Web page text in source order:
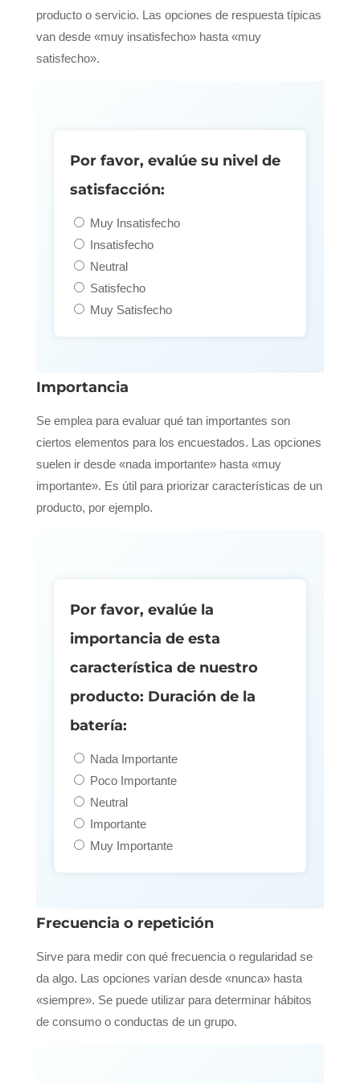
producto o servicio. Las opciones de respuesta típicas
van desde «muy insatisfecho» hasta «muy
satisfecho».
Por favor, evalúe su nivel de
satisfacción:
Muy Insatisfecho
Insatisfecho
Neutral
Satisfecho
Muy Satisfecho
Importancia
Se emplea para evaluar qué tan importantes son
ciertos elementos para los encuestados. Las opciones
suelen ir desde «nada importante» hasta «muy
importante». Es útil para priorizar características de un
producto, por ejemplo.
Por favor, evalúe la
importancia de esta
característica de nuestro
producto: Duración de la
batería:
Nada Importante
Poco Importante
Neutral
Importante
Muy Importante
Frecuencia o repetición
Sirve para medir con qué frecuencia o regularidad se
da algo. Las opciones varían desde «nunca» hasta
«siempre». Se puede utilizar para determinar hábitos
de consumo o conductas de un grupo.